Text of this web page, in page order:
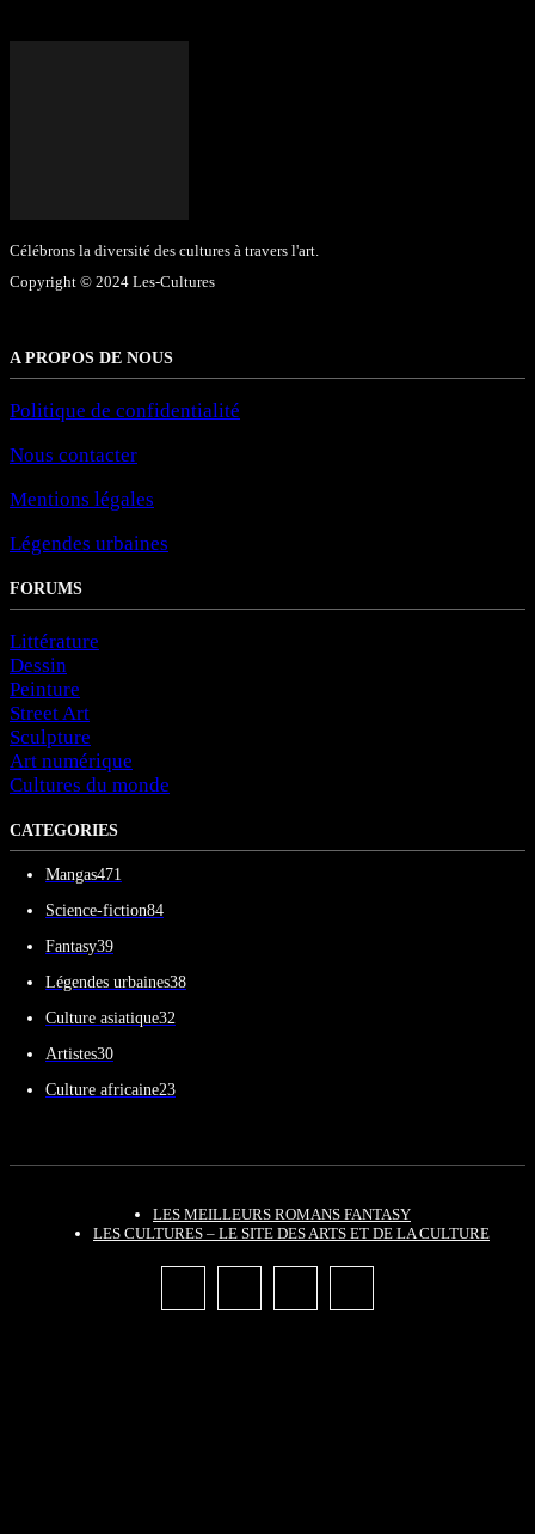
Célébrons la diversité des cultures à travers l'art.
Copyright © 2024 Les-Cultures
A PROPOS DE NOUS
Politique de confidentialité
Nous contacter
Mentions légales
Légendes urbaines
FORUMS
Littérature
Dessin
Peinture
Street Art
Sculpture
Art numérique
Cultures du monde
CATEGORIES
Mangas471
Science-fiction84
Fantasy39
Légendes urbaines38
Culture asiatique32
Artistes30
Culture africaine23
LES MEILLEURS ROMANS FANTASY
LES CULTURES – LE SITE DES ARTS ET DE LA CULTURE